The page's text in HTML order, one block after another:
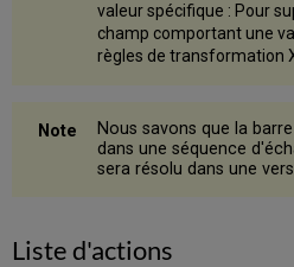
valeur spécifique : Pour
champ comportant une
règles de transformation
Nous savons que la
dans une séquence
sera résolu dans une
Liste d'actions